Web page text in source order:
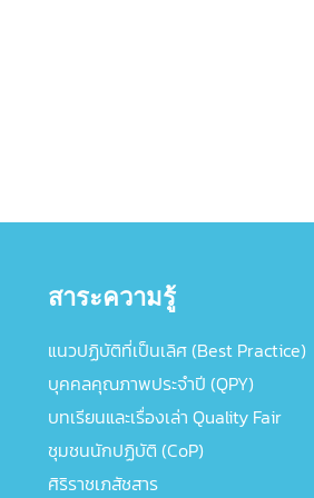
สาระความรู้
แนวปฏิบัติที่เป็นเลิศ (Best Practice)
บุคคลคุณภาพประจำปี (QPY)
บทเรียนและเรื่องเล่า Quality Fair
ชุมชนนักปฏิบัติ (CoP)
ศิริราชเภสัชสาร